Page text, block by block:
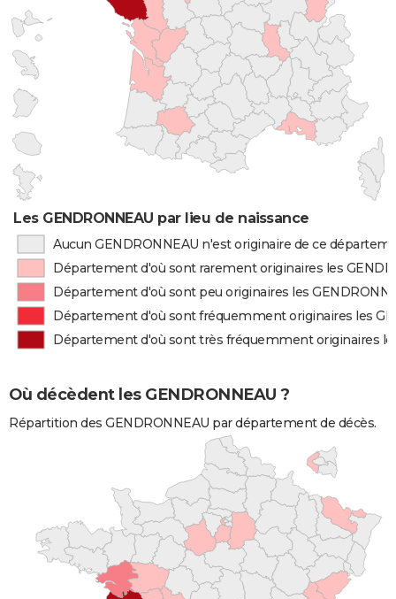
Les GENDRONNEAU par lieu de naissance
Aucun GENDRONNEAU n'est originaire de ce
Département d'où sont rarement originaires les
Département d'où sont peu originaires les
Département d'où sont fréquemment originaires les
Département d'où sont très fréquemment originaires
Où décèdent les GENDRONNEAU ?
Répartition des GENDRONNEAU par département de décès.